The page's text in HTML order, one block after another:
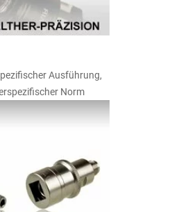
Ausführung,
Norm